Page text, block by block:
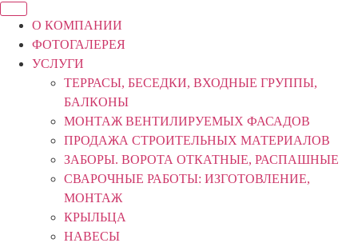
О КОМПАНИИ
ФОТОГАЛЕРЕЯ
УСЛУГИ
ТЕРРАСЫ, БЕСЕДКИ, ВХОДНЫЕ ГРУППЫ,
БАЛКОНЫ
МОНТАЖ ВЕНТИЛИРУЕМЫХ ФАСАДОВ
ПРОДАЖА СТРОИТЕЛЬНЫХ МАТЕРИАЛОВ
ЗАБОРЫ. ВОРОТА ОТКАТНЫЕ, РАСПАШНЫЕ
СВАРОЧНЫЕ РАБОТЫ: ИЗГОТОВЛЕНИЕ,
МОНТАЖ
КРЫЛЬЦА
НАВЕСЫ